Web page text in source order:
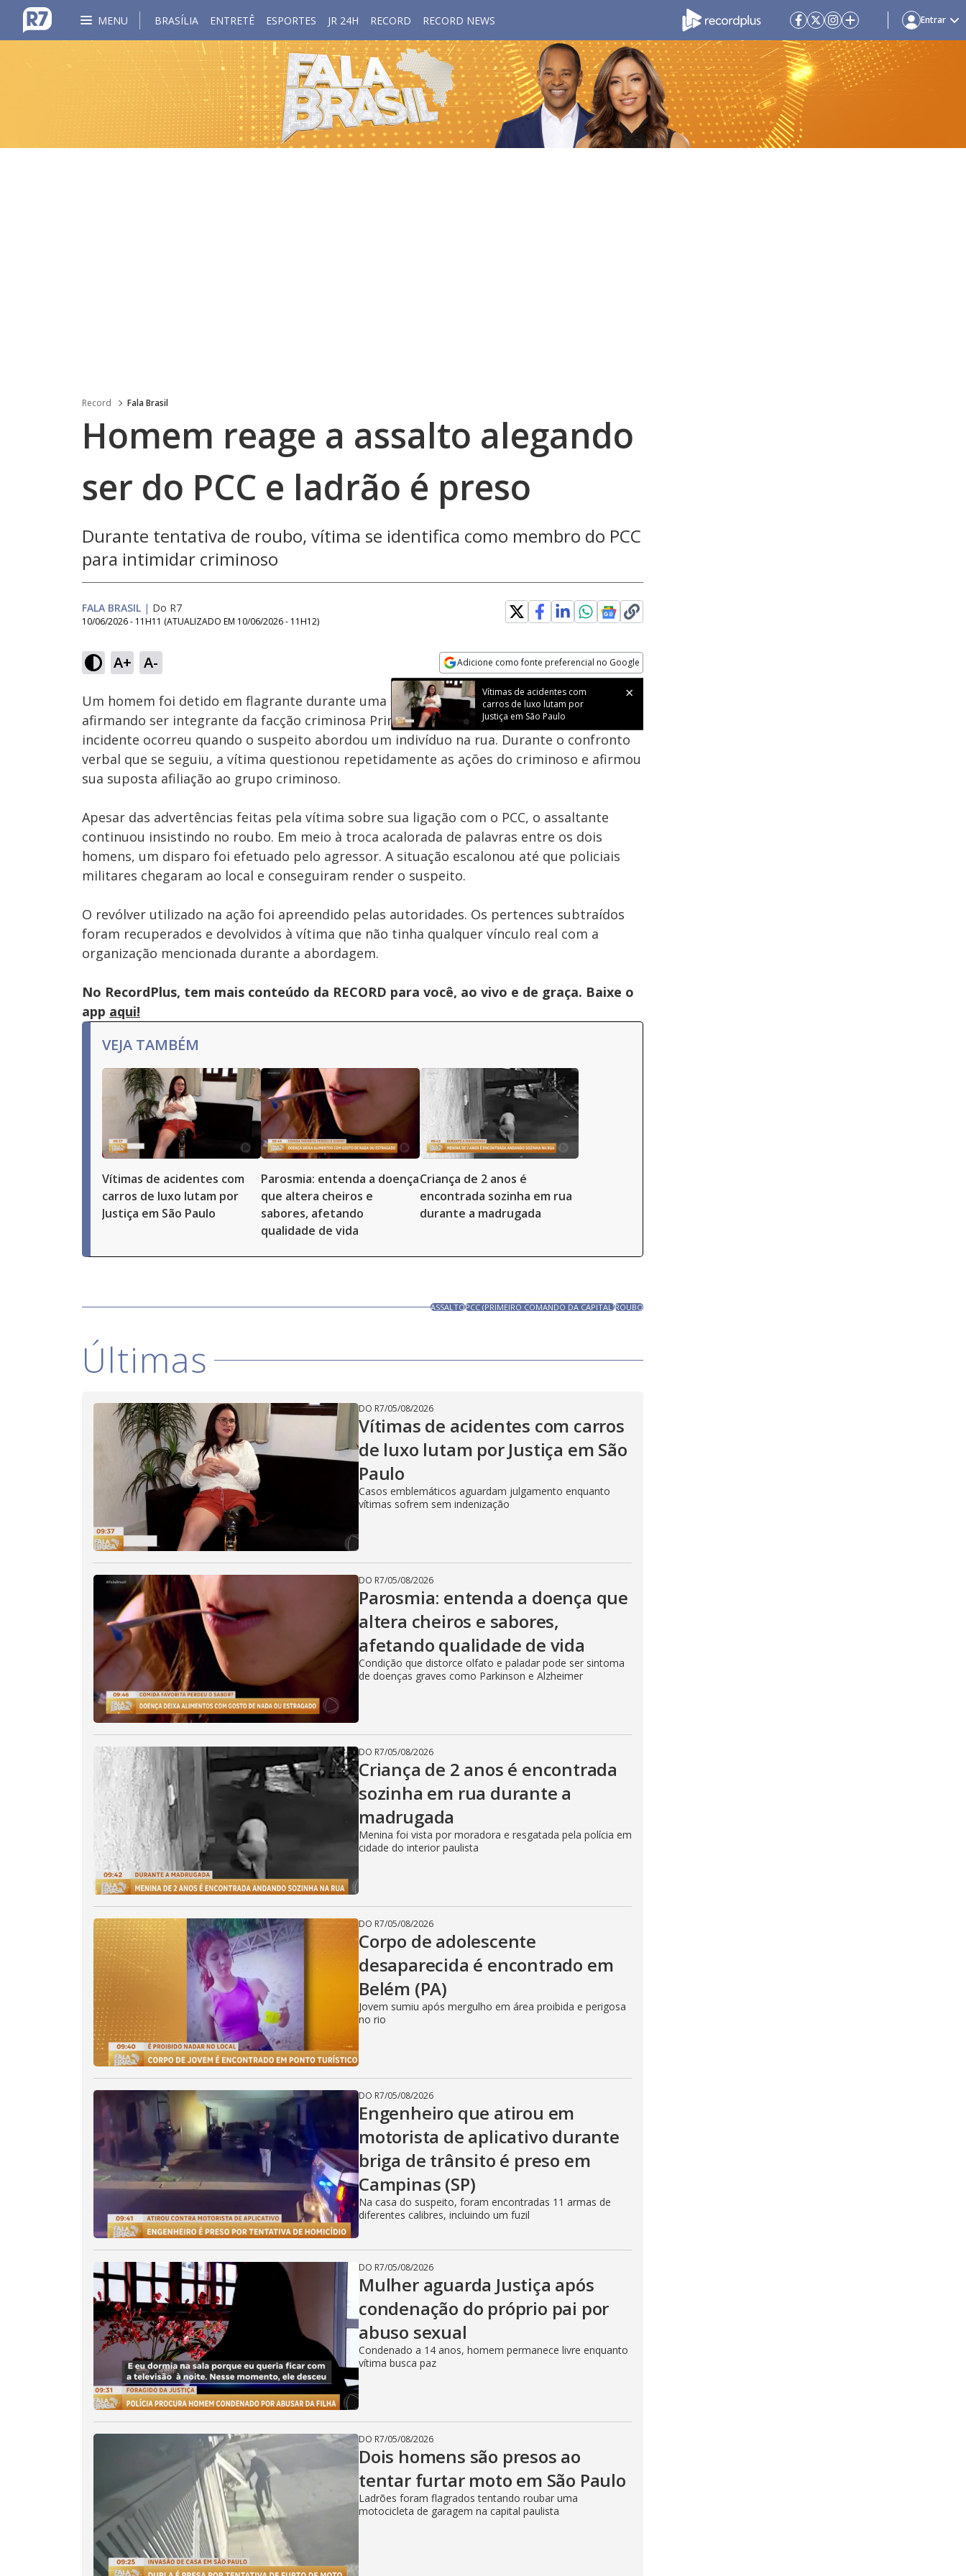
MENU BRASÍLIA ENTRETÊ ESPORTES JR 24H RECORD RECORD NEWS Entrar
Record Fala Brasil
Homem reage a assalto alegando
ser do PCC e ladrão é preso
Durante tentativa de roubo, vítima se identifica como membro do PCC
para intimidar criminoso
FALA BRASIL | Do R7
10/06/2026 - 11H11 (ATUALIZADO EM 10/06/2026 - 11H12)
A+ A- Adicione como fonte preferencial no Google
Opens in new window
Vítimas de acidentes com
carros de luxo lutam por
Justiça em São Paulo
Ativar
Som
Velocidade
Um homem foi detido em flagrante durante uma tentativa de assalto após a vítima reagir
afirmando ser integrante da facção criminosa Primeiro Comando da Capital (PCC). O
incidente ocorreu quando o suspeito abordou um indivíduo na rua. Durante o confronto
verbal que se seguiu, a vítima questionou repetidamente as ações do criminoso e afirmou
sua suposta afiliação ao grupo criminoso.
Apesar das advertências feitas pela vítima sobre sua ligação com o PCC, o assaltante
continuou insistindo no roubo. Em meio à troca acalorada de palavras entre os dois
homens, um disparo foi efetuado pelo agressor. A situação escalonou até que policiais
militares chegaram ao local e conseguiram render o suspeito.
O revólver utilizado na ação foi apreendido pelas autoridades. Os pertences subtraídos
foram recuperados e devolvidos à vítima que não tinha qualquer vínculo real com a
organização mencionada durante a abordagem.
No RecordPlus, tem mais conteúdo da RECORD para você, ao vivo e de graça. Baixe o
app aqui!
VEJA TAMBÉM
Vítimas de acidentes com
carros de luxo lutam por
Justiça em São Paulo
Parosmia: entenda a doença
que altera cheiros e
sabores, afetando
qualidade de vida
Criança de 2 anos é
encontrada sozinha em rua
durante a madrugada
ASSALTOPCC (PRIMEIRO COMANDO DA CAPITAL)ROUBO
Últimas
DO R7/05/08/2026
Vítimas de acidentes com carros
de luxo lutam por Justiça em São
Paulo
Casos emblemáticos aguardam julgamento enquanto
vítimas sofrem sem indenização
DO R7/05/08/2026
Parosmia: entenda a doença que
altera cheiros e sabores,
afetando qualidade de vida
Condição que distorce olfato e paladar pode ser sintoma
de doenças graves como Parkinson e Alzheimer
DO R7/05/08/2026
Criança de 2 anos é encontrada
sozinha em rua durante a
madrugada
Menina foi vista por moradora e resgatada pela polícia em
cidade do interior paulista
DO R7/05/08/2026
Corpo de adolescente
desaparecida é encontrado em
Belém (PA)
Jovem sumiu após mergulho em área proibida e perigosa
no rio
DO R7/05/08/2026
Engenheiro que atirou em
motorista de aplicativo durante
briga de trânsito é preso em
Campinas (SP)
Na casa do suspeito, foram encontradas 11 armas de
diferentes calibres, incluindo um fuzil
DO R7/05/08/2026
Mulher aguarda Justiça após
condenação do próprio pai por
abuso sexual
Condenado a 14 anos, homem permanece livre enquanto
vítima busca paz
DO R7/05/08/2026
Dois homens são presos ao
tentar furtar moto em São Paulo
Ladrões foram flagrados tentando roubar uma
motocicleta de garagem na capital paulista